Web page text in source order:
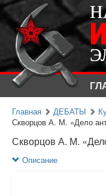
Главная ДЕБАТЫ
Скворцов А. М. «Дело
Скворцов А. М.
Описание